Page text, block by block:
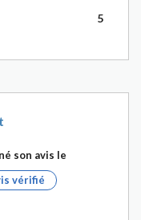
5
son avis le
vérifié